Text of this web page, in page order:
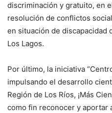
discriminación y gratuito, en
resolución de conflictos
en situación de discapacidad
Los Lagos.
Por último, la iniciativa
impulsando el desarrollo
Región de Los Ríos, ¡Más
como fin reconocer y aportar